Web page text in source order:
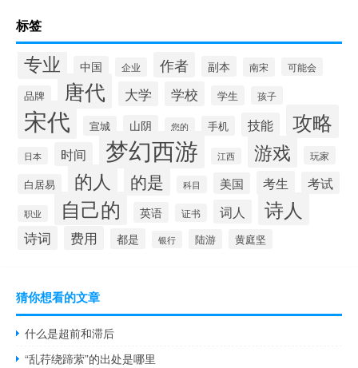
标签
专业 中国 企业 作者 副本 南宋 可能会
品牌 唐代 大学 学校 学生 孩子
宋代 宣城 山阴 您的 手机 技能 攻略
日本 时间 梦幻西游 江西 游戏 玩家
白居易 的人 的是 科目 美国 考生 考试
职业 自己的 英语 证书 词人 诗人
诗词 费用 都是 银行 陆游 黄庭坚
猜你想看的文章
什么是超前和滞后
“乱荇绕蹄萦”的出处是哪里